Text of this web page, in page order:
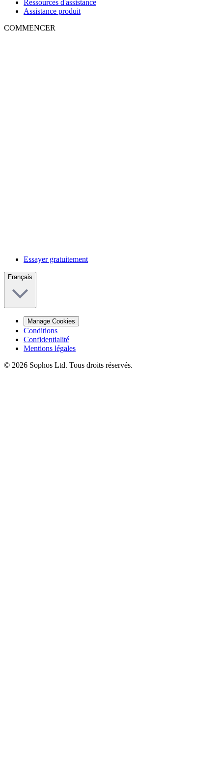
Ressources d'assistance
Assistance produit
COMMENCER
Essayer gratuitement
Français
Manage Cookies
Conditions
Confidentialité
Mentions légales
© 2026 Sophos Ltd. Tous droits réservés.